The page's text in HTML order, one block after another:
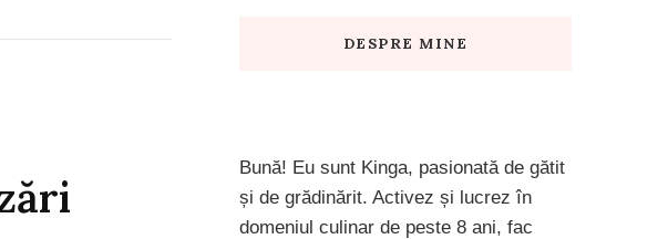
DESPRE MINE
Bună! Eu sunt Kinga, pasionată de gătit
și de grădinărit. Activez și lucrez în
domeniul culinar de peste 8 ani, fac